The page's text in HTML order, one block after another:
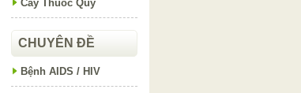
Cây Thuốc Quý
CHUYÊN ĐỀ
Bệnh AIDS / HIV